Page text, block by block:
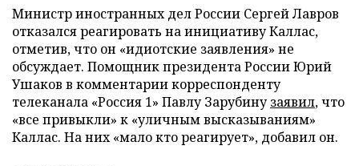
Министр иностранных дел России Сергей Лавров
отказался реагировать на инициативу Каллас,
отметив, что он «идиотские заявления» не
обсуждает. Помощник президента России Юрий
Ушаков в комментарии корреспонденту
телеканала «Россия 1» Павлу Зарубинузаявил, что
«все привыкли» к «уличным высказываниям»
Каллас. На них «мало кто реагирует», добавил он.